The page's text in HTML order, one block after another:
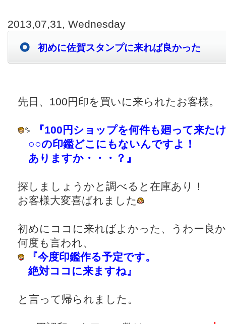
2013,07,31, Wednesday
初めに佐賀スタンプに来れば良かった
先日、100円印を買いに来られたお客様。
『100円ショップを何件も廻って来た
○○の印鑑どこにもないんですよ！
ありますか・・・？』
探しましょうかと調べると在庫あり！
お客様大変喜ばれました
初めにココに来ればよかった、うわー良
何度も言われ、
『今度印鑑作る予定です。
絶対ココに来ますね』
と言って帰られました。